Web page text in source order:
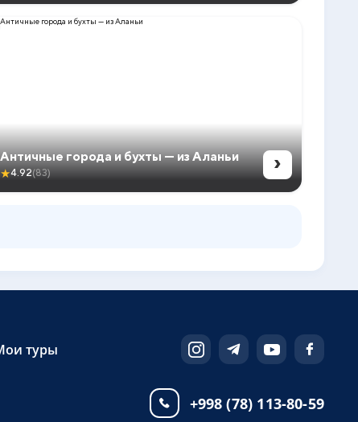
Античные города и бухты — из Аланьи
★4.92(83) ›
туры
+998 (78) 113-80-59